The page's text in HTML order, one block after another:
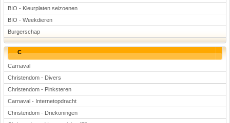
BIO - Kleurplaten seizoenen
BIO - Weekdieren
Burgerschap
C
Carnaval
Christendom - Divers
Christendom - Pinksteren
Carnaval - Internetopdracht
Christendom - Driekoningen